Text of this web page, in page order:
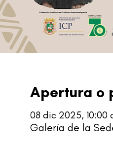
Apertura o
08 dic 2025, 10:00
Galería de la